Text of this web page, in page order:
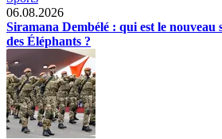
06.08.2026
Siramana Dembélé : qui est le nouveau
des Éléphants ?